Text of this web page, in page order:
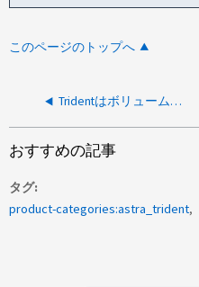
このページのトップへ
Tridentはボリューム作成時のinodeの設定をサポートしていますか。
おすすめの記事
タグ
product-categories:astra_trident